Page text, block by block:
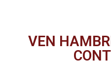
VEN